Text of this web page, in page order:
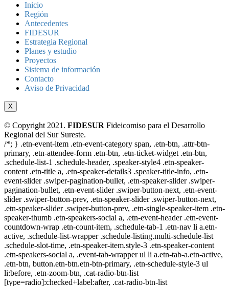
Inicio
Región
Antecedentes
FIDESUR
Estrategia Regional
Planes y estudio
Proyectos
Sistema de información
Contacto
Aviso de Privacidad
X
© Copyright 2021. FIDESUR Fideicomiso para el Desarrollo
Regional del Sur Sureste.
/*; } .etn-event-item .etn-event-category span, .etn-btn, .attr-btn-
primary, .etn-attendee-form .etn-btn, .etn-ticket-widget .etn-btn,
.schedule-list-1 .schedule-header, .speaker-style4 .etn-speaker-
content .etn-title a, .etn-speaker-details3 .speaker-title-info, .etn-
event-slider .swiper-pagination-bullet, .etn-speaker-slider .swiper-
pagination-bullet, .etn-event-slider .swiper-button-next, .etn-event-
slider .swiper-button-prev, .etn-speaker-slider .swiper-button-next,
.etn-speaker-slider .swiper-button-prev, .etn-single-speaker-item .etn-
speaker-thumb .etn-speakers-social a, .etn-event-header .etn-event-
countdown-wrap .etn-count-item, .schedule-tab-1 .etn-nav li a.etn-
active, .schedule-list-wrapper .schedule-listing.multi-schedule-list
.schedule-slot-time, .etn-speaker-item.style-3 .etn-speaker-content
.etn-speakers-social a, .event-tab-wrapper ul li a.etn-tab-a.etn-active,
.etn-btn, button.etn-btn.etn-btn-primary, .etn-schedule-style-3 ul
li:before, .etn-zoom-btn, .cat-radio-btn-list
[type=radio]:checked+label:after, .cat-radio-btn-list